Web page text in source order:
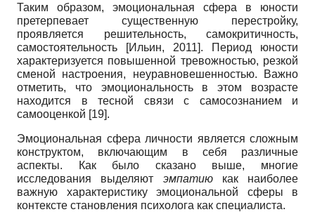
Таким образом, эмоциональная сфера в юности
претерпевает существенную перестройку,
проявляется решительность, самокритичность,
самостоятельность
[Ильин, 2011]. Период юности
характеризуется повышенной тревожностью, резкой
сменой настроения, неуравновешенностью. Важно
отметить, что эмоциональность в этом возрасте
находится в тесной связи с самосознанием и
самооценкой [19].
Эмоциональная сфера личности является сложным
конструктом, включающим в себя различные
аспекты. Как было сказано выше, многие
исследования выделяют эмпатиюкак наиболее
важную характеристику эмоциональной сферы в
контексте становления психолога как специалиста.